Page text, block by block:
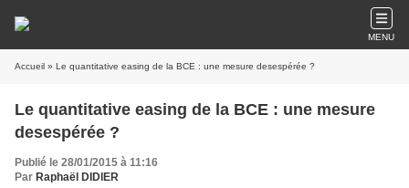
MENU
Accueil » Le quantitative easing de la BCE : une mesure desespérée ?
Le quantitative easing de la BCE : une mesure
desespérée ?
Publié le 28/01/2015 à 11:16
Par Raphaël DIDIER